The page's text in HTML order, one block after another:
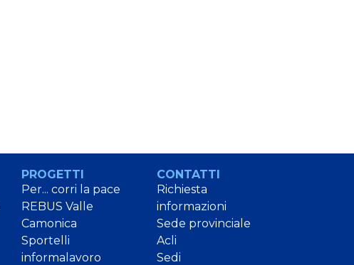
PROGETTI
Per... corri la pace
REBUS Valle
Camonica
Sportelli
informalavoro
CONTATTI
Richiesta
informazioni
Sede provinciale
Acli
Sedi